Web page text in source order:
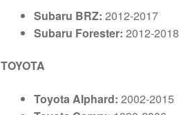
Subaru BRZ: 2012-2017
Subaru Forester: 2012-2018
TOYOTA
Toyota Alphard: 2002-2015